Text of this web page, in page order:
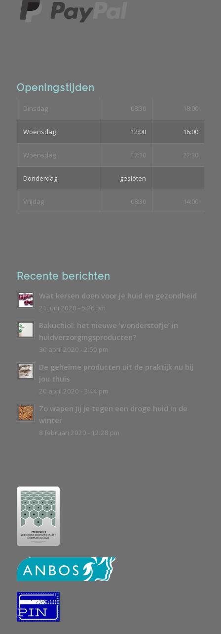
Openingstijden
Dinsdag 08:30 18:00
Woensdag 12:00 16:00
Woensdag 17:30 22:30
Donderdag gesloten
Vrijdag 08:30 14:00
Recente berichten
Wat kersen doen voor je huid en gezondheid
21 juni 2020 - 5:26 pm
Bakuchiol: het nieuwe ‘wonderstofje’ in
huidverzorgingsproducten?
30 april 2020 - 2:59 pm
De geheime producten uit de praktijk nu bij
jou thuis
20 april 2020 - 3:44 pm
Zo wapen jij je tegen een droge huid in de
winter
8 februari 2020 - 12:28 pm